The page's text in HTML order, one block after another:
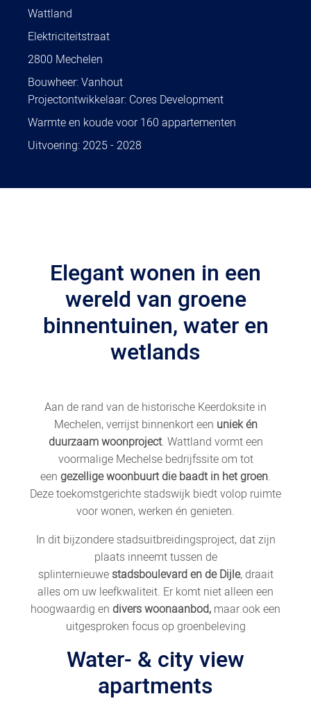
Wattland
Elektriciteitstraat
2800 Mechelen
Bouwheer: Vanhout
Projectontwikkelaar: Cores Development
Warmte en koude voor 160 appartementen
Uitvoering: 2025 - 2028
Elegant wonen in een
wereld van groene
binnentuinen, water en
wetlands
Aan de rand van de historische Keerdoksite in
Mechelen, verrijst binnenkort een uniek én
duurzaam woonproject. Wattland vormt een
voormalige Mechelse bedrijfssite om tot
een gezellige woonbuurt die baadt in het groen.
Deze toekomstgerichte stadswijk biedt volop ruimte
voor wonen, werken én genieten.
In dit bijzondere stadsuitbreidingsproject, dat zijn
plaats inneemt tussen de
splinternieuwe stadsboulevard en de Dijle, draait
alles om uw leefkwaliteit. Er komt niet alleen een
hoogwaardig en divers woonaanbod, maar ook een
uitgesproken focus op groenbeleving
Water- & city view
apartments